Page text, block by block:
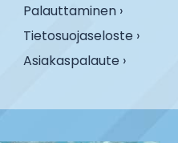
Palauttaminen ›
Tietosuojaseloste ›
Asiakaspalaute ›